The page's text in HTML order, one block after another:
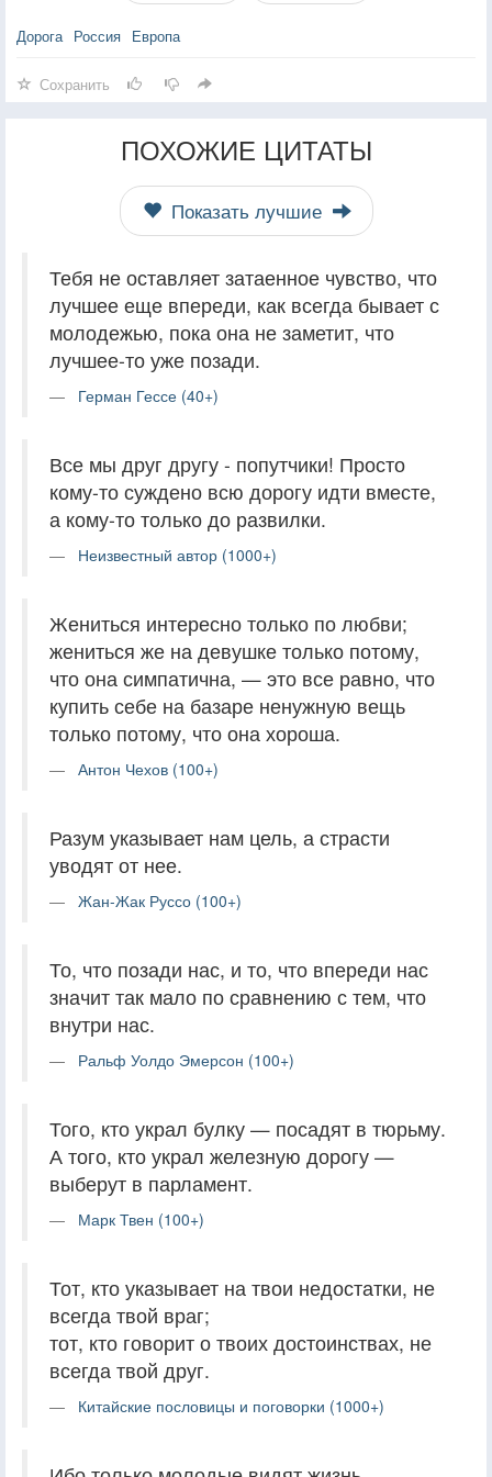
Дорога Россия Европа
Сохранить
ПОХОЖИЕ ЦИТАТЫ
Показать лучшие
Тебя не оставляет затаенное чувство, что
лучшее еще впереди, как всегда бывает с
молодежью, пока она не заметит, что
лучшее-то уже позади.
Герман Гессе (40+)
Все мы друг другу - попутчики! Просто
кому-то суждено всю дорогу идти вместе,
а кому-то только до развилки.
Неизвестный автор (1000+)
Жениться интересно только по любви;
жениться же на девушке только потому,
что она симпатична, — это все равно, что
купить себе на базаре ненужную вещь
только потому, что она хороша.
Антон Чехов (100+)
Разум указывает нам цель, а страсти
уводят от нее.
Жан-Жак Руссо (100+)
То, что позади нас, и то, что впереди нас
значит так мало по сравнению с тем, что
внутри нас.
Ральф Уолдо Эмерсон (100+)
Того, кто украл булку — посадят в тюрьму.
А того, кто украл железную дорогу —
выберут в парламент.
Марк Твен (100+)
Тот, кто указывает на твои недостатки, не
всегда твой враг;
тот, кто говорит о твоих достоинствах, не
всегда твой друг.
Китайские пословицы и поговорки (1000+)